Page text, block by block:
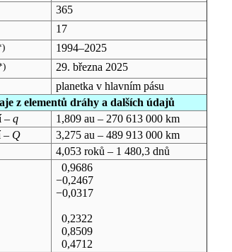
365
17
1994–2025
29. března 2025
planetka v hlavním pásu
z elementů dráhy a dalších údajů
– q
1,809 au – 270 613 000 km
– Q
3,275 au – 489 913 000 km
4,053 roků – 1 480,3 dnů
0,9686
−0,2467
−0,0317
0,2322
0,8509
0,4712